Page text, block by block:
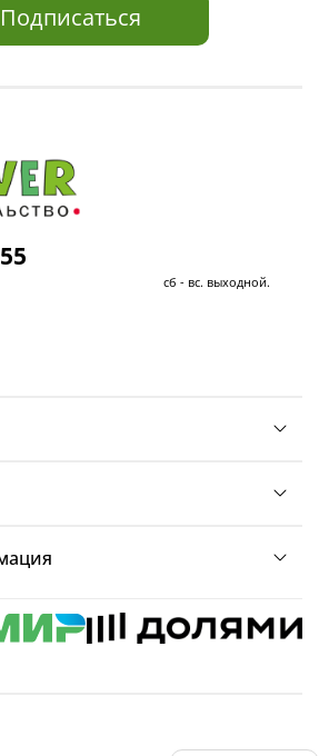
Подписаться
17:00 сб - вс. выходной.